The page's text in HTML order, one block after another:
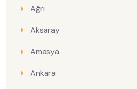
Ağrı
Aksaray
Amasya
Ankara